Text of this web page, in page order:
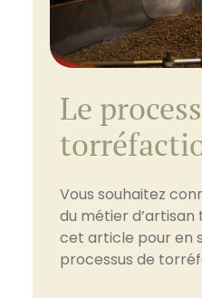
Le
Vous souhaitez
du métier
cet article pour en
processus de